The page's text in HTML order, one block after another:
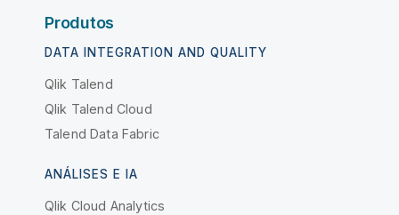
Produtos
DATA INTEGRATION AND QUALITY
Qlik Talend
Qlik Talend Cloud
Talend Data Fabric
ANÁLISES E IA
Qlik Cloud Analytics